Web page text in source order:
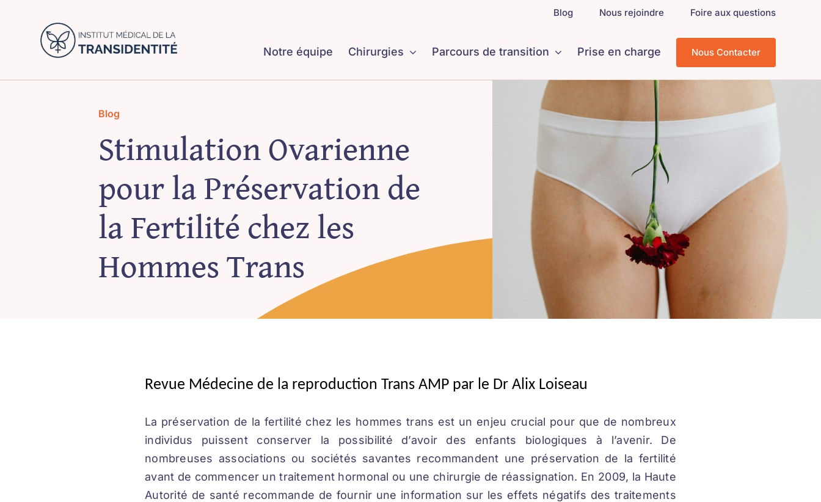
content
Blog Nous rejoindre Foire aux questions
Notre équipe Chirurgies Parcours de transition Prise en charge Nous Contacter
Blog
Stimulation Ovarienne
pour la Préservation de
la Fertilité chez les
Hommes Trans
Revue Médecine de la reproduction Trans AMP par le Dr Alix Loiseau
La préservation de la fertilité chez les hommes trans est un enjeu crucial pour que de nombreux
individus puissent conserver la possibilité d’avoir des enfants biologiques à l’avenir. De
nombreuses associations ou sociétés savantes recommandent une préservation de la fertilité
avant de commencer un traitement hormonal ou une chirurgie de réassignation. En 2009, la Haute
Autorité de santé recommande de fournir une information sur les effets négatifs des traitements